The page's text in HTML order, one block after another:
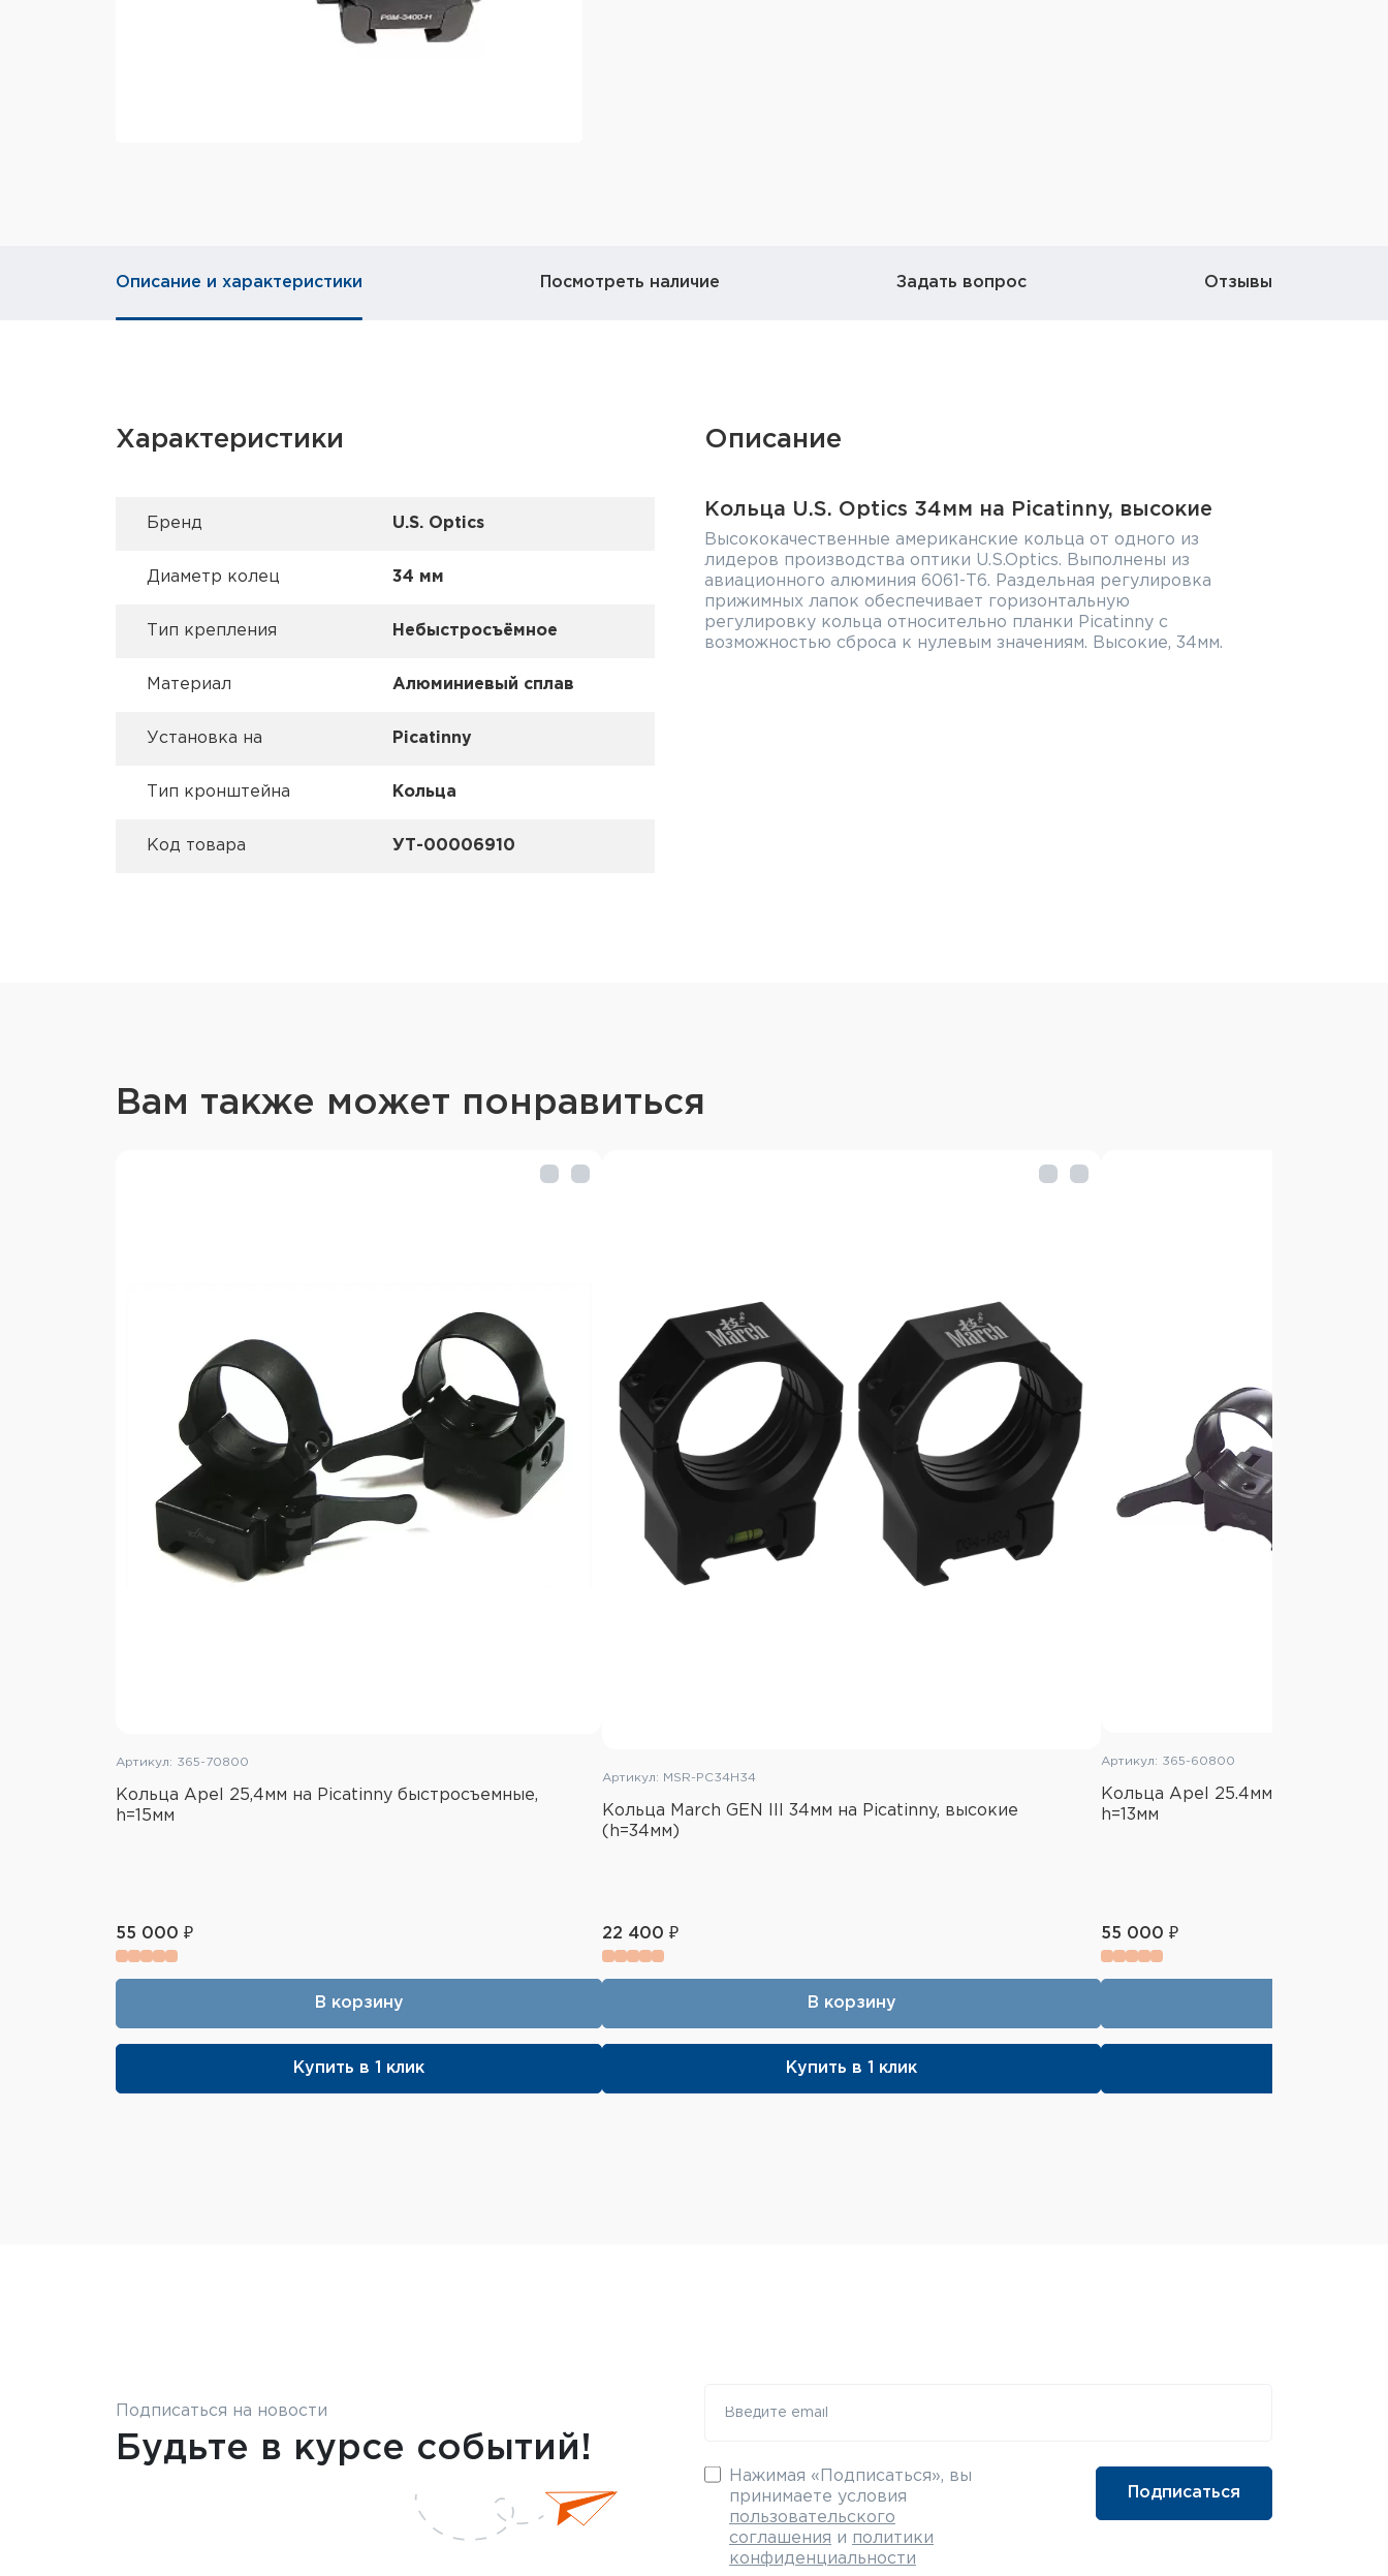
Описание и характеристики Посмотреть наличие Задать вопрос Отзывы
Характеристики
Брeнд U.S. Optics
Диаметр колец 34 мм
Тип крепления Небыстросъёмное
Материал Алюминиевый сплав
Установка на Picatinny
Тип кронштейна Кольца
Код товара УТ-00006910
Описание
Кольца U.S. Optics 34мм на Picatinny, высокие
Высококачественные американские кольца от одного из
лидеров производства оптики U.S.Optics. Выполнены из
авиационного алюминия 6061-Т6. Раздельная регулировка
прижимных лапок обеспечивает горизонтальную
регулировку кольца относительно планки Picatinny с
возможностью сброса к нулевым значениям. Высокие, 34мм.
Вам также может понравиться
Артикул: 365-70800
Кольца Apel 25,4мм на Picatinny быстросъемные,
h=15мм
55 000 ₽
В корзину
Купить в 1 клик
Артикул: MSR-PC34H34
Кольца March GEN III 34мм на Picatinny, высокие
(h=34мм)
22 400 ₽
В корзину
Купить в 1 клик
Артикул: 365-60800
Кольца Apel 25.4мм на Picatinny
h=13мм
55 000 ₽
Подписаться на новости
Будьте в курсе событий!
Нажимая «Подписаться», вы
принимаете условия
пользовательского
соглашения и политики
конфиденциальности